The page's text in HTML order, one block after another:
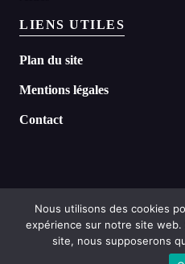
LIENS UTILES
Plan du site
Mentions légales
Contact
©2026 Headline
Nous utilisons des cookies
expérience sur notre site
site, nous supposerons